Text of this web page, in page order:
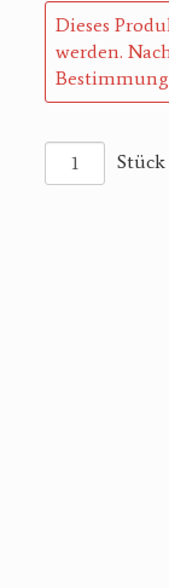
Dieses
werden.
Stück